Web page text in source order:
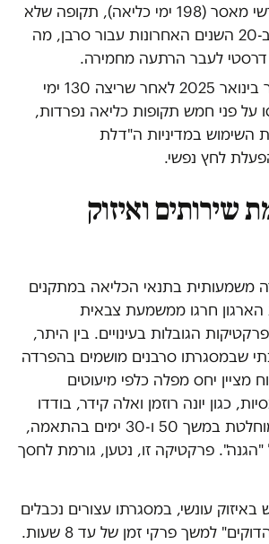
נידון לשישה חודשי מאסר (198 ימי כליאה), תקופה שלא
נראתה כמותה ב-20 השנים האחרונות עבור סרבן, מה
דרסטי לעבר הרתעה מחמירה.
שוחרר בינואר 2025 לאחר שריצה 130 ימי
פני חמש תקופות כליאה נפרדות,
השימוש במדיניות ה"דלת
לחץ נפשי.
שירותים ואיזוק
משמעותית בתנאי הכליאה במתקנים
חרגו ממשמעת צבאית
הגובלות בעינויים. בין היתר,
שבמסגרתו סרבנים מושמים בהפרדה
מציין יחס מפלה כלפי מיעוטים
כגון יונה רוזמן ואלה קידר, בודדו
והוחזקו בהפרדה מוחלטת במשך 50 ו-30 ימים בהתאמה,
פרקטיקה זו, נטען, גורמת לחסך
באיזוק עונשי, במסגרתו עצורים נכבלים
באזיקים "כואבים והדוקים" למשך פרקי זמן של עד 8 שעות.